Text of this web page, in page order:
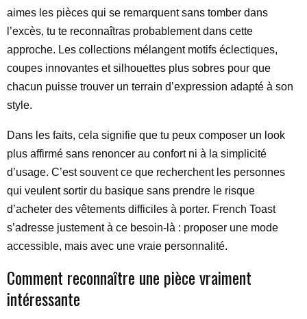
aimes les pièces qui se remarquent sans tomber dans
l’excès, tu te reconnaîtras probablement dans cette
approche. Les collections mélangent motifs éclectiques,
coupes innovantes et silhouettes plus sobres pour que
chacun puisse trouver un terrain d’expression adapté à son
style.
Dans les faits, cela signifie que tu peux composer un look
plus affirmé sans renoncer au confort ni à la simplicité
d’usage. C’est souvent ce que recherchent les personnes
qui veulent sortir du basique sans prendre le risque
d’acheter des vêtements difficiles à porter. French Toast
s’adresse justement à ce besoin-là : proposer une mode
accessible, mais avec une vraie personnalité.
Comment reconnaître une pièce vraiment
intéressante